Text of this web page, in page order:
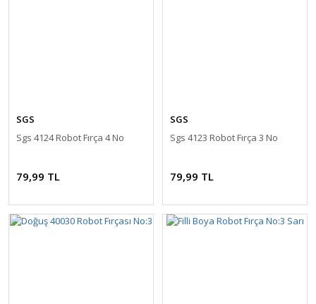
SGS
Sgs 4124 Robot Fırça 4 No
79,99 TL
SGS
Sgs 4123 Robot Fırça 3 No
79,99 TL